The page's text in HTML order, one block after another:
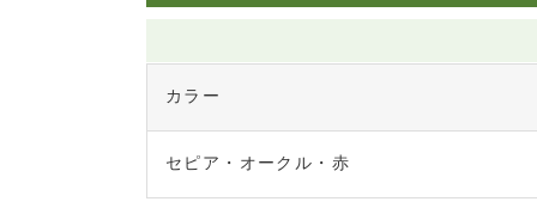
カラー
セピア・オークル・赤